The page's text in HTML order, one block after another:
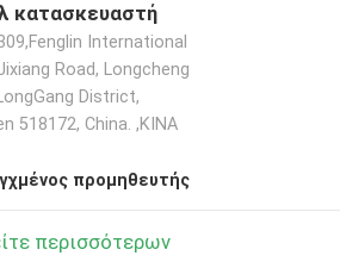
κατασκευαστή
International
Road, Longcheng
District,
518172, China. ,ΚΙΝΑ
προμηθευτής
περισσότερων